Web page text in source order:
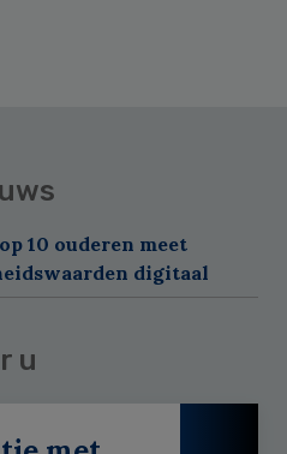
10 ouderen meet
digitaal
u